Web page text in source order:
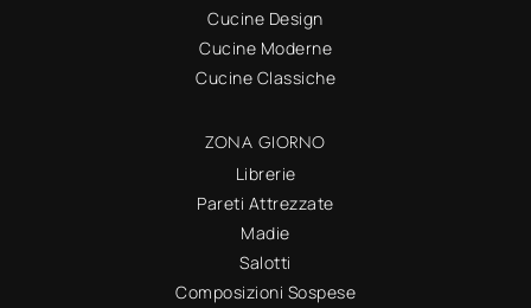
Cucine Design
Cucine Moderne
Cucine Classiche
ZONA GIORNO
Librerie
Pareti Attrezzate
Madie
Salotti
Composizioni Sospese